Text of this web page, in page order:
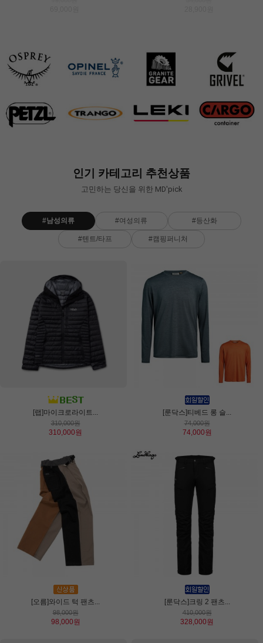
인기 카테고리 추천상품
고민하는 당신을 위한 MD'pick
#남성의류 #여성의류 #등산화
#텐트/타프 #캠핑퍼니처
[랩]마이크로라이트...
310,000원
310,000원
[룬닥스]티베드 롱 슬...
74,000원
74,000원
[오름]와이드 턱 팬츠...
98,000원
98,000원
[룬닥스]크링 2 팬츠...
410,000원
328,000원